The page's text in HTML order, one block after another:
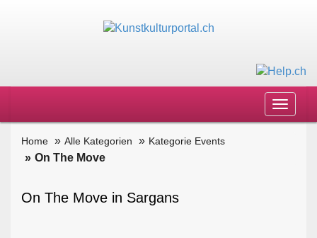
Toggle
Home Alle Kategorien Kategorie Events
On The Move
On The Move in Sargans